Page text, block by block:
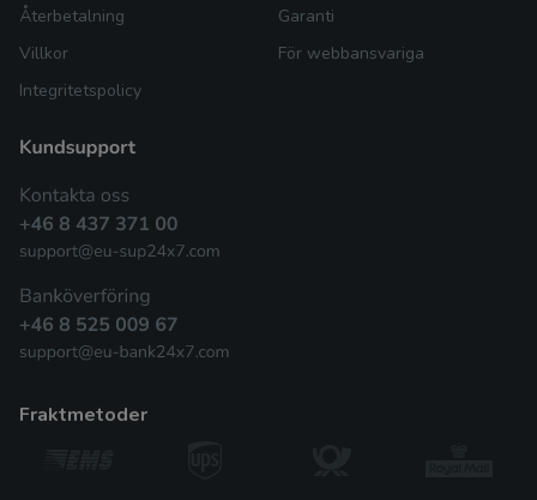
Återbetalning
Villkor
Integritetspolicy
Garanti
För webbansvariga
fraktmetoder